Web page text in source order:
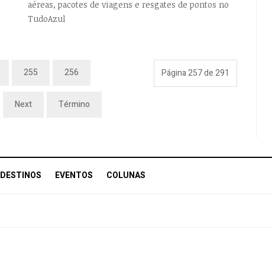
aéreas, pacotes de viagens e resgates de pontos no
TudoAzul
Página 257 de 291
255 256
Next Término
DESTINOS EVENTOS COLUNAS